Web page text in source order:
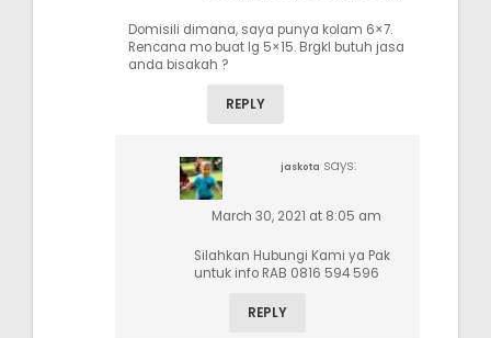
Domisili dimana, saya punya kolam 6×7.
Rencana mo buat lg 5×15. Brgkl butuh jasa
anda bisakah ?
REPLY
jaskota says:
March 30, 2021 at 8:05 am
Silahkan Hubungi Kami ya Pak
untuk info RAB 0816 594 596
REPLY